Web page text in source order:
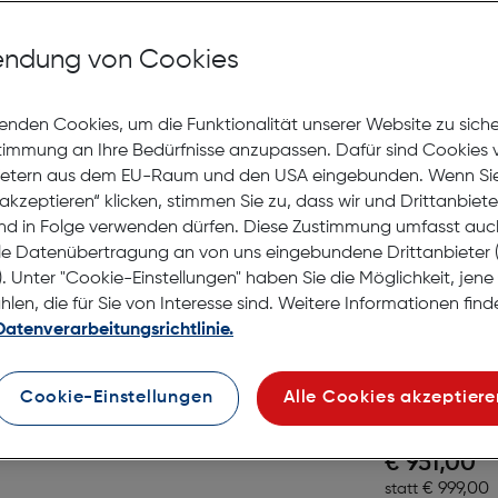
DJI
Lagernd | 6
Preis
€ 65,00
in den
Gratis Versand
Lagernd | 6
Preis
€ 951,00
statt € 999,00
von Cookies
Cookies, um die Funktionalität unserer Website zu
an Ihre Bedürfnisse anzupassen. Dafür sind Cookies
aus dem EU-Raum und den USA eingebunden. Wenn
klicken, stimmen Sie zu, dass wir und
in Folge verwenden dürfen. Diese Zustimmung umfasst
Datenübertragung an von uns eingebundene Drittanbieter
Unter "Cookie-Einstellungen" haben Sie die Möglichkeit,
die für Sie von Interesse sind. Weitere Informationen
Cookie-Einstellungen Alle Cookies